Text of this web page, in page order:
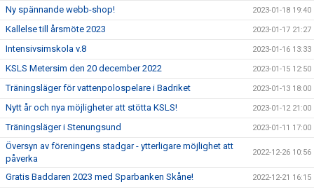
Ny spännande webb-shop! 2023-01-18 19:40
Kallelse till årsmöte 2023 2023-01-17 21:27
Intensivsimskola v.8 2023-01-16 13:33
KSLS Metersim den 20 december 2022 2023-01-15 12:50
Träningsläger för vattenpolospelare i Badriket 2023-01-13 18:00
Nytt år och nya möjligheter att stötta KSLS! 2023-01-12 21:00
Träningsläger i Stenungsund 2023-01-11 17:00
Översyn av föreningens stadgar - ytterligare möjlighet att
påverka
2022-12-26 10:56
Gratis Baddaren 2023 med Sparbanken Skåne! 2022-12-21 16:15